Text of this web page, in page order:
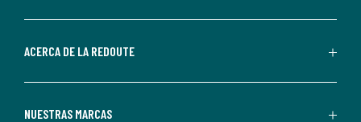
parte
Redoute.
ACERCA DE LA REDOUTE
NUESTRAS MARCAS